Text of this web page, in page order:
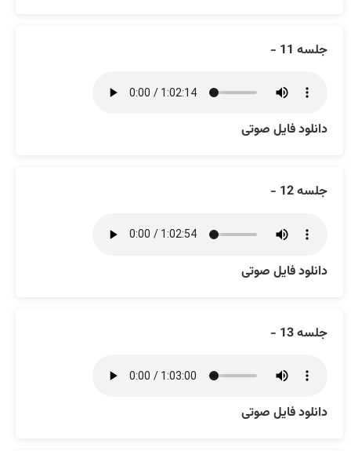
جلسه 11 -
دانلود فایل صوتی
جلسه 12 -
دانلود فایل صوتی
جلسه 13 -
دانلود فایل صوتی